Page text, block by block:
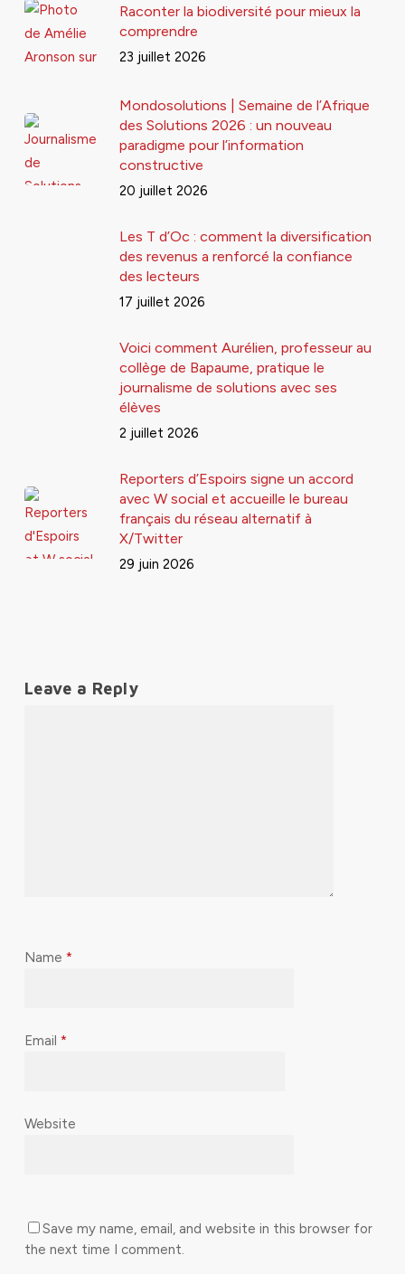
Raconter la biodiversité pour mieux la
comprendre
23 juillet 2026
Mondosolutions | Semaine de l’Afrique
des Solutions 2026 : un nouveau
paradigme pour l’information
constructive
20 juillet 2026
Les T d’Oc : comment la diversification
des revenus a renforcé la confiance
des lecteurs
17 juillet 2026
Voici comment Aurélien, professeur au
collège de Bapaume, pratique le
journalisme de solutions avec ses
élèves
2 juillet 2026
Reporters d’Espoirs signe un accord
avec W social et accueille le bureau
français du réseau alternatif à
X/Twitter
29 juin 2026
Leave a Reply
Name *
Email *
Website
Save my name, email, and website in this browser for
the next time I comment.